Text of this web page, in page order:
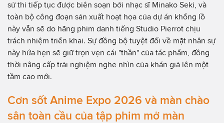
sử thi tiếp tục được biên soạn bởi nhạc sĩ Minako Seki, và
toàn bộ công đoạn sản xuất hoạt họa của dự án khổng lồ
này vẫn sẽ do hãng phim danh tiếng Studio Pierrot chịu
trách nhiệm triển khai. Sự đồng bộ tuyệt đối về mặt nhân sự
này hứa hẹn sẽ giữ trọn vẹn cái "thần" của tác phẩm, đồng
thời nâng cấp trải nghiệm nghe nhìn của khán giả lên một
tầm cao mới.
Cơn sốt Anime Expo 2026 và màn chào
sân toàn cầu của tập phim mở màn